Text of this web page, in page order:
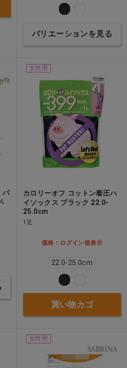
バリエーションを見る
パ
女性用
カロリーオフ コットン着圧ハ
イソックス ブラック 22.0-
25.0cm
1足
価格：ログイン後表示
22.0-25.0cm
買い物カゴ
女性用